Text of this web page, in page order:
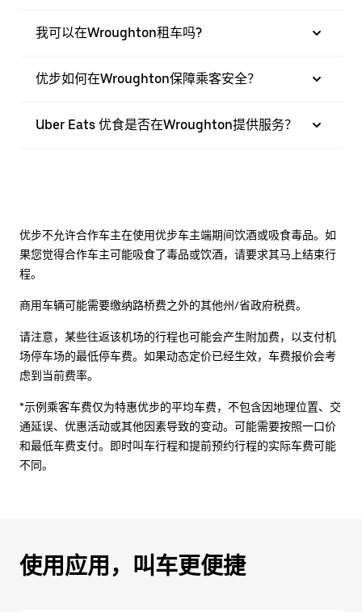
我可以在Wroughton租车吗?
优步如何在Wroughton保障乘客安全？
Uber Eats 优食是否在Wroughton提供服务？
优步不允许合作车主在使用优步车主端期间饮酒或吸食毒品。如
果您觉得合作车主可能吸食了毒品或饮酒，请要求其马上结束行
程。
商用车辆可能需要缴纳路桥费之外的其他州/省政府税费。
请注意，某些往返该机场的行程也可能会产生附加费，以支付机
场停车场的最低停车费。如果动态定价已经生效，车费报价会考
虑到当前费率。
*示例乘客车费仅为特惠优步的平均车费，不包含因地理位置、交
通延误、优惠活动或其他因素导致的变动。可能需要按照一口价
和最低车费支付。即时叫车行程和提前预约行程的实际车费可能
不同。
使用应用，叫车更便捷